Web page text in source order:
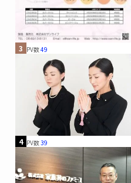
3 PV数49
4 PV数39